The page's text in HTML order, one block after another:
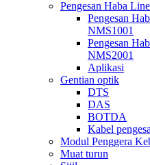
Pengesan Haba
Pengesan
NMS1001
Pengesan
NMS2001
Aplikasi
Gentian optik
DTS
DAS
BOTDA
Kabel
Modul Penggera
Muat turun